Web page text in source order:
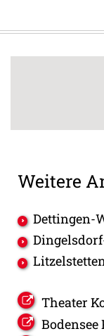
Weitere
Dettingen-
Theater